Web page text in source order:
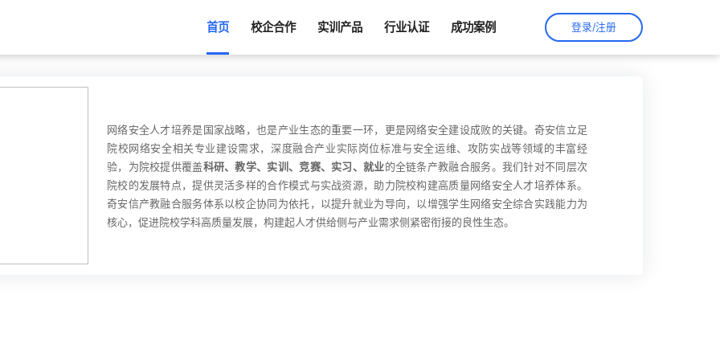
首页 校企合作 实训产品 行业认证 成功案例 登录/注册
网络安全人才培养是国家战略，也是产业生态的重要一环，更是网络安全建设成败的关键。奇安信立足
院校网络安全相关专业建设需求，深度融合产业实际岗位标准与安全运维、攻防实战等领域的丰富经
验，为院校提供覆盖科研、教学、实训、竞赛、实习、就业的全链条产教融合服务。我们针对不同层次
院校的发展特点，提供灵活多样的合作模式与实战资源，助力院校构建高质量网络安全人才培养体系。
奇安信产教融合服务体系以校企协同为依托，以提升就业为导向，以增强学生网络安全综合实践能力为
核心，促进院校学科高质量发展，构建起人才供给侧与产业需求侧紧密衔接的良性生态。